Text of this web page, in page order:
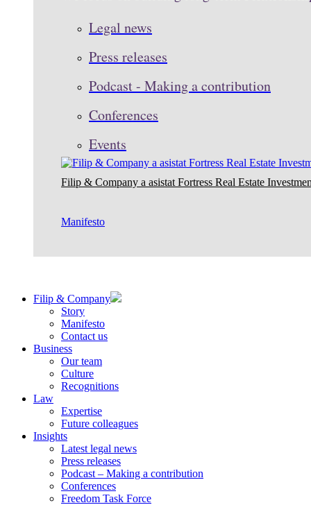
Legal news
Press releases
Podcast - Making a contribution
Conferences
Events
Filip & Company a asistat Fortress Real Estate
Manifesto
Filip & Company
Story
Manifesto
Contact us
Business
Our team
Culture
Recognitions
Law
Expertise
Future colleagues
Insights
Latest legal news
Press releases
Podcast – Making a contribution
Conferences
Freedom Task Force